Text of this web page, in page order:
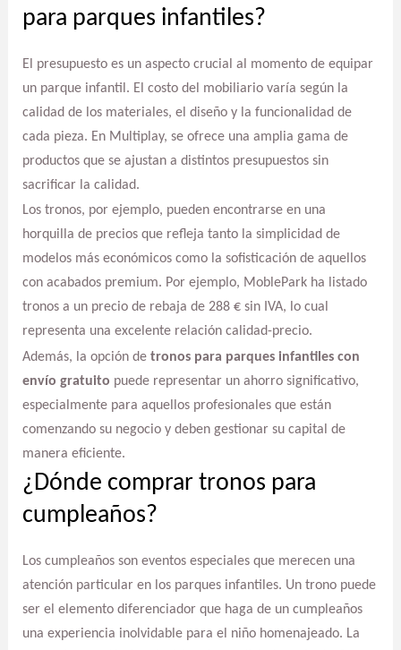
para parques infantiles?
El presupuesto es un aspecto crucial al momento de equipar
un parque infantil. El costo del mobiliario varía según la
calidad de los materiales, el diseño y la funcionalidad de
cada pieza. En Multiplay, se ofrece una amplia gama de
productos que se ajustan a distintos presupuestos sin
sacrificar la calidad.
Los tronos, por ejemplo, pueden encontrarse en una
horquilla de precios que refleja tanto la simplicidad de
modelos más económicos como la sofisticación de aquellos
con acabados premium. Por ejemplo, MoblePark ha listado
tronos a un precio de rebaja de 288 € sin IVA, lo cual
representa una excelente relación calidad-precio.
Además, la opción de tronos para parques infantiles con
envío gratuito puede representar un ahorro significativo,
especialmente para aquellos profesionales que están
comenzando su negocio y deben gestionar su capital de
manera eficiente.
¿Dónde comprar tronos para
cumpleaños?
Los cumpleaños son eventos especiales que merecen una
atención particular en los parques infantiles. Un trono puede
ser el elemento diferenciador que haga de un cumpleaños
una experiencia inolvidable para el niño homenajeado. La